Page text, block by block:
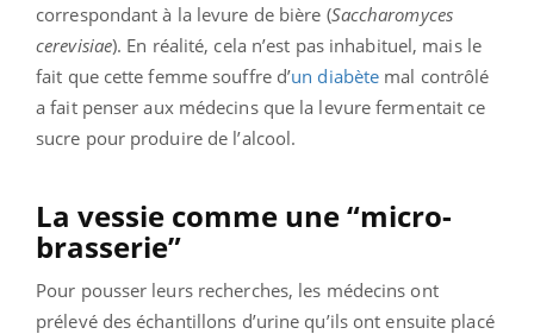
correspondant à la levure de bière (Saccharomyces
cerevisiae). En réalité, cela n’est pas inhabituel, mais le
fait que cette femme souffre d’un diabète mal contrôlé
a fait penser aux médecins que la levure fermentait ce
sucre pour produire de l’alcool.
La vessie comme une “micro-
brasserie”
Pour pousser leurs recherches, les médecins ont
prélevé des échantillons d’urine qu’ils ont ensuite placé